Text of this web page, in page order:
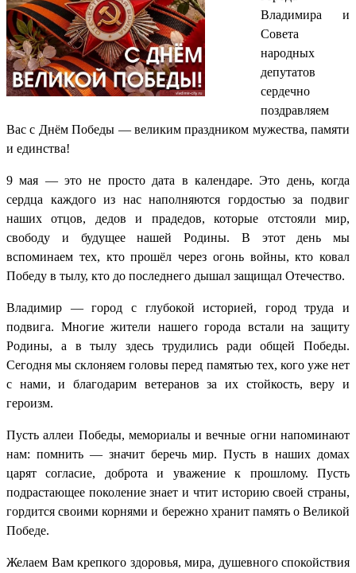
Владимира и
Совета
народных
депутатов
сердечно
поздравляем
Вас с Днём Победы — великим праздником мужества, памяти
и единства!
9 мая — это не просто дата в календаре. Это день, когда
сердца каждого из нас наполняются гордостью за подвиг
наших отцов, дедов и прадедов, которые отстояли мир,
свободу и будущее нашей Родины. В этот день мы
вспоминаем тех, кто прошёл через огонь войны, кто ковал
Победу в тылу, кто до последнего дышал защищал Отечество.
Владимир — город с глубокой историей, город труда и
подвига. Многие жители нашего города встали на защиту
Родины, а в тылу здесь трудились ради общей Победы.
Сегодня мы склоняем головы перед памятью тех, кого уже нет
с нами, и благодарим ветеранов за их стойкость, веру и
героизм.
Пусть аллеи Победы, мемориалы и вечные огни напоминают
нам: помнить — значит беречь мир. Пусть в наших домах
царят согласие, доброта и уважение к прошлому. Пусть
подрастающее поколение знает и чтит историю своей страны,
гордится своими корнями и бережно хранит память о Великой
Победе.
Желаем Вам крепкого здоровья, мира, душевного спокойствия